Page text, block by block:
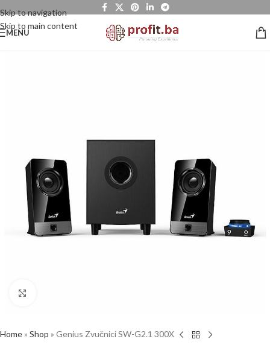
Skip to navigation
Skip to main content
MENU
Home» Shop » Genius Zvučnici SW-G2.1 300X